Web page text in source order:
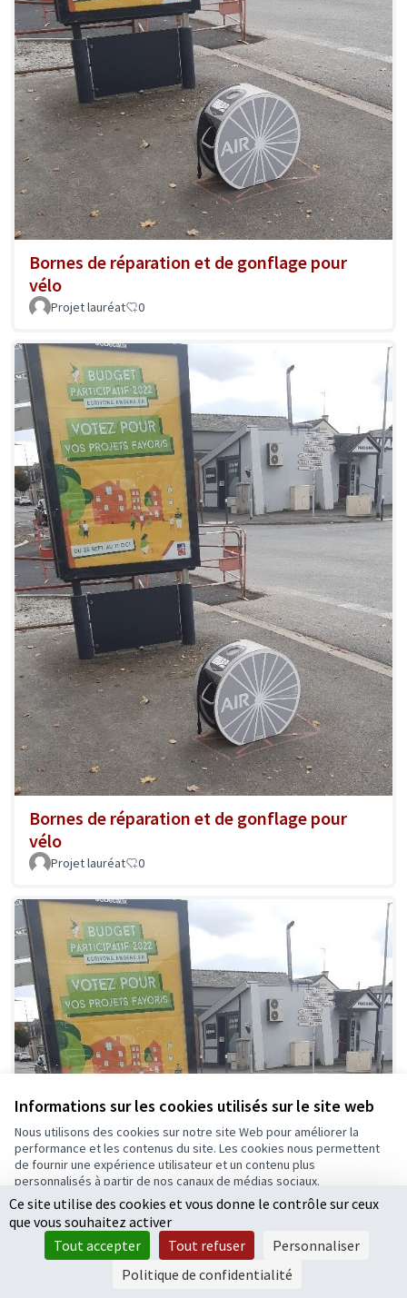
Informations sur les cookies utilisés sur le site web
Nous utilisons des cookies sur notre site Web pour améliorer la
performance et les contenus du site. Les cookies nous permettent
de fournir une expérience utilisateur et un contenu plus
personnalisés à partir de nos canaux de médias sociaux.
Tout accepter
Accepter seulement les cookies essentiels
Paramètres
Bornes de réparation et de gonflage pour
vélo
Projet lauréat 0
Bornes de réparation et de gonflage pour
vélo
Projet lauréat 0
Ce site utilise des cookies et vous donne le contrôle sur ceux
que vous souhaitez activer
Tout accepter
Tout refuser
Personnaliser
Politique de confidentialité